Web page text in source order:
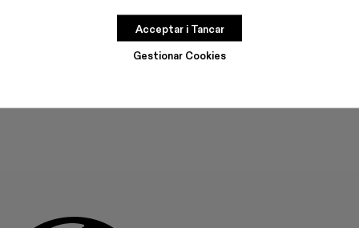
Gestionar Cookies
Acceptar i Tancar